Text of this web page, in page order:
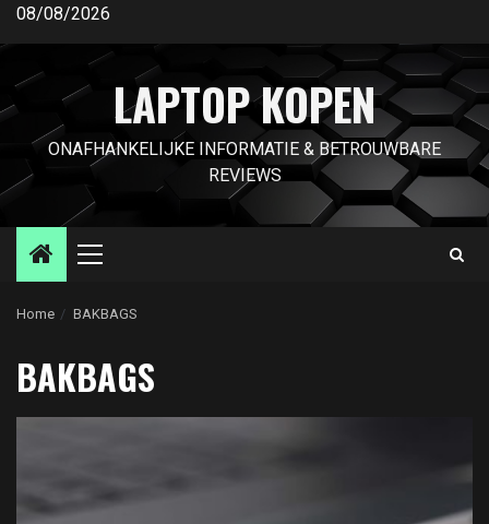
Ga
inhoud
08/08/2026
LAPTOP KOPEN
ONAFHANKELIJKE INFORMATIE & BETROUWBARE
REVIEWS
Primair
Home BAKBAGS
BAKBAGS